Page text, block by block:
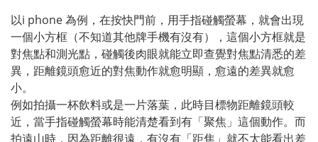
以i phone 為例，在按快門前，用手指碰觸螢幕，就會出現
一個小方框（不知道其他牌手機有沒有），這個小方框就是
對焦點和測光點，碰觸後肉眼就能立即查覺對焦點清悉的差
異，距離鏡頭愈近的對焦動作就愈明顯，愈遠的差異就愈
小。
例如拍攝一杯飲料或是一片落葉，此時目標物距離鏡頭較
近，當手指碰觸螢幕時能清楚看到有「聚焦」這個動作。而
拍遠山時，因為距離很遠，有沒有「距焦」就不太能看出差